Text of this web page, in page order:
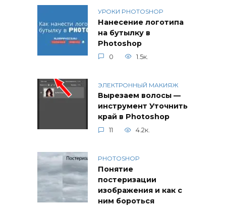
УРОКИ PHOTOSHOP
Нанесение логотипа
на бутылку в
Photoshop
0 1.5к.
ЭЛЕКТРОННЫЙ МАКИЯЖ
Вырезаем волосы —
инструмент Уточнить
край в Photoshop
11 4.2к.
PHOTOSHOP
Понятие
постеризации
изображения и как с
ним бороться